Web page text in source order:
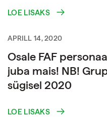
LOE LISAKS
APRILL 14, 2020
Osale FAF
juba mais! NB!
sügisel 2020
LOE LISAKS